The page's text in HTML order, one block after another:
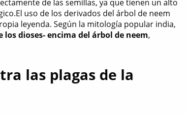
de las semillas, ya que tienen un alto
uso de los derivados del árbol de neem
leyenda. Según la mitología popular india,
dioses- encima del árbol de neem,
las plagas de la